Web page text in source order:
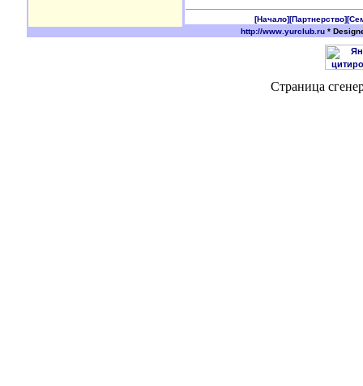
[Начало][Партнерство]
http://www.yurclub.ru*
Страница